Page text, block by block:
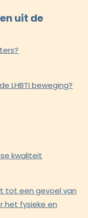
uit de
LHBTI beweging?
kwaliteit
tot een gevoel van
het fysieke en